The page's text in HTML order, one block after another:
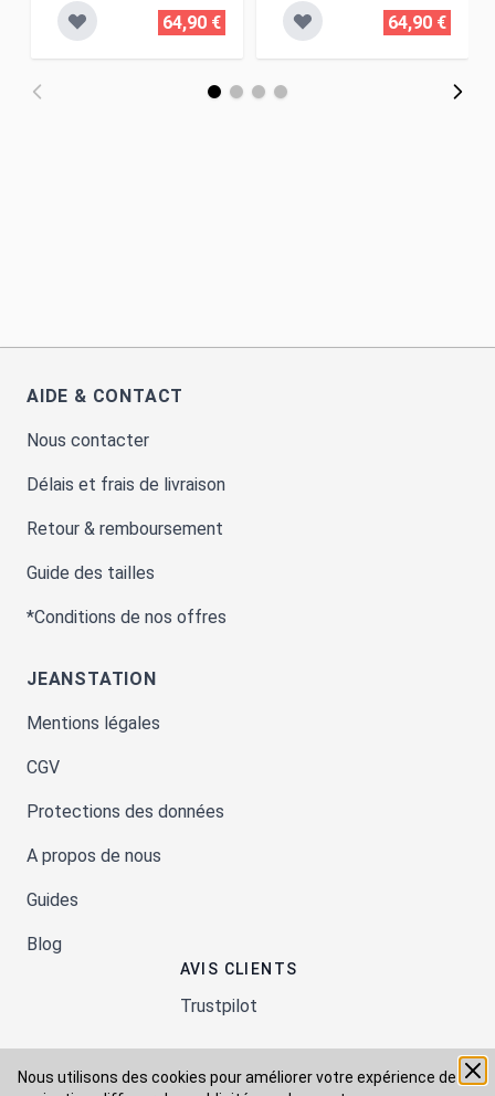
Nous utilisons des cookies pour améliorer votre expérience de
64,90 € 64,90 €
AIDE & CONTACT
Nous contacter
Délais et frais de livraison
Retour & remboursement
Guide des tailles
*Conditions de nos offres
JEANSTATION
Mentions légales
CGV
Protections des données
A propos de nous
Guides
Blog
AVIS CLIENTS
Trustpilot